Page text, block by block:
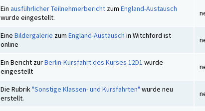
Ein ausführlicher Teilnehmerbericht zum England-Austausch
wurde eingestellt.
Eine Bildergalerie zum England-Austausch in Witchford ist
online
Ein Bericht zurBerlin-Kursfahrt des Kurses 12D1 wurde
eingestellt
Die Rubrik"Sonstige Klassen- und Kursfahrten" wurde neu
erstellt.